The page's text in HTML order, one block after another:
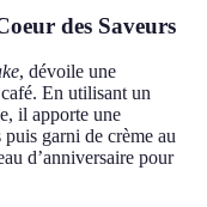
des Saveurs
, dévoile une
En utilisant un
il apporte une
garni de crème au
d’anniversaire pour